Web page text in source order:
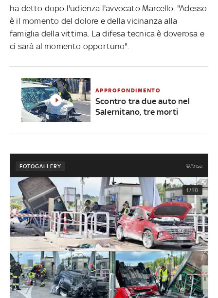
ha detto dopo l'udienza l'avvocato Marcello. "Adesso
è il momento del dolore e della vicinanza alla
famiglia della vittima. La difesa tecnica è doverosa e
ci sarà al momento opportuno".
APPROFONDIMENTO
Scontro tra due auto nel
Salernitano, tre morti
FOTOGALLERY ©Ansa
1/10